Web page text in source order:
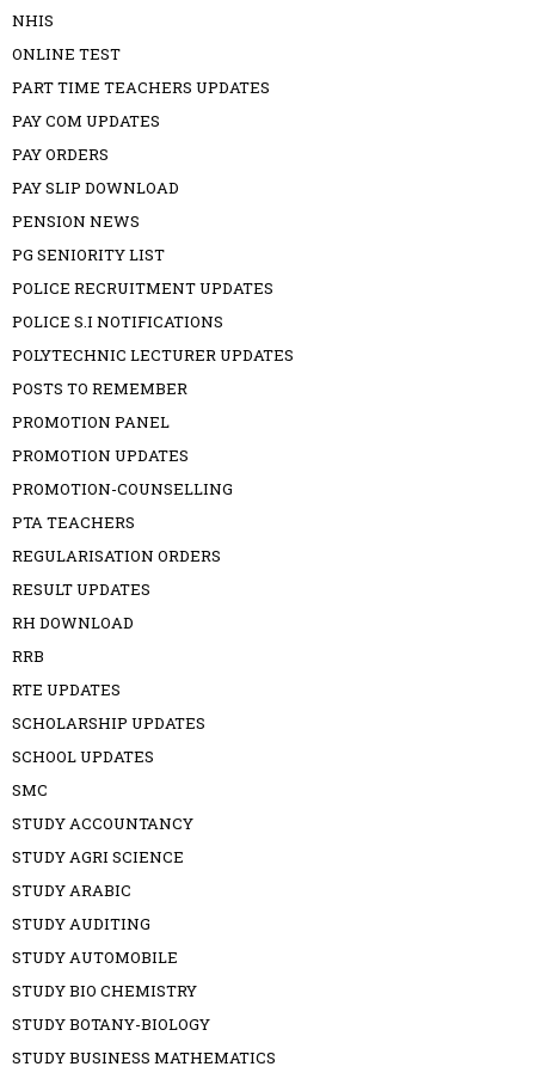
NHIS
ONLINE TEST
PART TIME TEACHERS UPDATES
PAY COM UPDATES
PAY ORDERS
PAY SLIP DOWNLOAD
PENSION NEWS
PG SENIORITY LIST
POLICE RECRUITMENT UPDATES
POLICE S.I NOTIFICATIONS
POLYTECHNIC LECTURER UPDATES
POSTS TO REMEMBER
PROMOTION PANEL
PROMOTION UPDATES
PROMOTION-COUNSELLING
PTA TEACHERS
REGULARISATION ORDERS
RESULT UPDATES
RH DOWNLOAD
RRB
RTE UPDATES
SCHOLARSHIP UPDATES
SCHOOL UPDATES
SMC
STUDY ACCOUNTANCY
STUDY AGRI SCIENCE
STUDY ARABIC
STUDY AUDITING
STUDY AUTOMOBILE
STUDY BIO CHEMISTRY
STUDY BOTANY-BIOLOGY
STUDY BUSINESS MATHEMATICS